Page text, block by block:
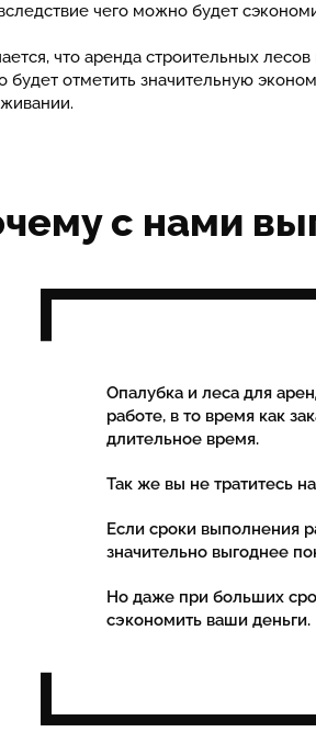
чего можно будет
что аренда строительных
будет отметить значительную
с нами
Опалубка и леса для
работе, в то время как
длительное время.
Так же вы не тратитесь
Если сроки выполнения
значительно выгоднее
Но даже при больших
сэкономить ваши деньги.